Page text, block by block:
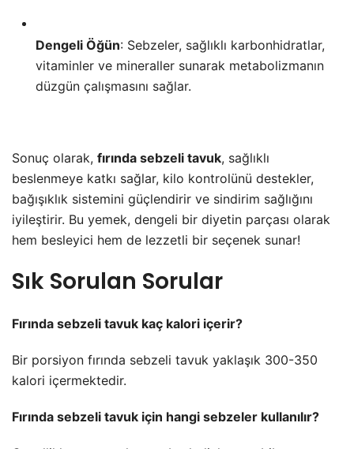
Dengeli Öğün: Sebzeler, sağlıklı karbonhidratlar,
vitaminler ve mineraller sunarak metabolizmanın
düzgün çalışmasını sağlar.
Sonuç olarak, fırında sebzeli tavuk, sağlıklı
beslenmeye katkı sağlar, kilo kontrolünü destekler,
bağışıklık sistemini güçlendirir ve sindirim sağlığını
iyileştirir. Bu yemek, dengeli bir diyetin parçası olarak
hem besleyici hem de lezzetli bir seçenek sunar!
Sık Sorulan Sorular
Fırında sebzeli tavuk kaç kalori içerir?
Bir porsiyon fırında sebzeli tavuk yaklaşık 300-350
kalori içermektedir.
Fırında sebzeli tavuk için hangi sebzeler kullanılır?